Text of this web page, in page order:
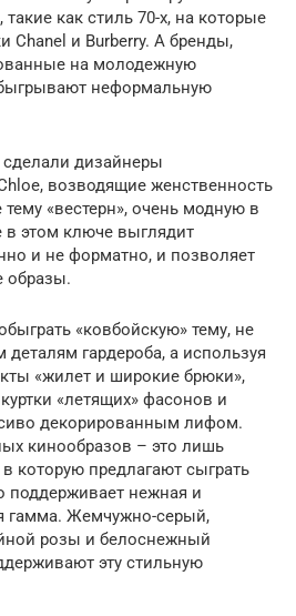
как стиль 70-х, на которые
Chanel и Burberry. А бренды,
на молодежную
неформальную
сделали дизайнеры
возводящие женственность
«вестерн», очень модную в
в этом ключе выглядит
и не форматно, и позволяет
образы.
«ковбойскую» тему, не
деталям гардероба, а используя
«жилет и широкие брюки»,
«летящих» фасонов и
декорированным лифом.
кинообразов – это лишь
которую предлагают сыграть
поддерживает нежная и
гамма. Жемчужно-серый,
розы и белоснежный
эту стильную